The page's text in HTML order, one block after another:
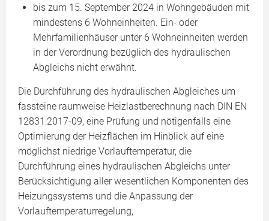
bis zum 15. September 2024 in Wohngebäuden mit
mindestens 6 Wohneinheiten. Ein- oder
Mehrfamilienhäuser unter 6 Wohneinheiten werden
in der Verordnung bezüglich des hydraulischen
Abgleichs nicht erwähnt.
Die Durchführung des hydraulischen Abgleiches um
fassteine raumweise Heizlastberechnung nach DIN EN
12831:2017-09, eine Prüfung und nötigenfalls eine
Optimierung der Heizflächen im Hinblick auf eine
möglichst niedrige Vorlauftemperatur, die
Durchführung eines hydraulischen Abgleichs unter
Berücksichtigung aller wesentlichen Komponenten des
Heizungssystems und die Anpassung der
Vorlauftemperaturregelung,